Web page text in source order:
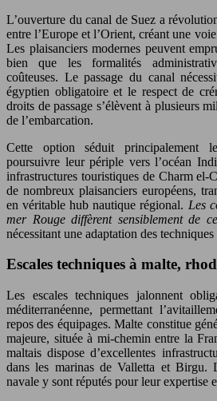
L’ouverture du canal de Suez a
entre l’Europe et l’Orient, créant une
Les plaisanciers modernes peuvent
bien que les formalités
coûteuses. Le passage du canal
égyptien obligatoire et le respect de
droits de passage s’élèvent à plusieurs
de l’embarcation.
Cette option séduit principalement
poursuivre leur périple vers l’océan
infrastructures touristiques de Charm el-
de nombreux plaisanciers européens,
en véritable hub nautique régional. Les
mer Rouge diffèrent sensiblement de
nécessitant une adaptation des
Escales techniques à malte,
Les escales techniques jalonnent
méditerranéenne, permettant
repos des équipages. Malte constitue
majeure, située à mi-chemin entre la
maltais dispose d’excellentes
dans les marinas de Valletta et Birgu.
navale y sont réputés pour leur expertise